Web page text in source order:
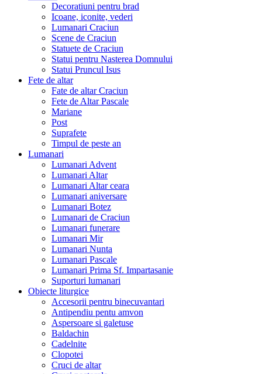
Decoratiuni pentru brad
Icoane, iconite, vederi
Lumanari Craciun
Scene de Craciun
Statuete de Craciun
Statui pentru Nasterea Domnului
Statui Pruncul Isus
Fete de altar
Fate de altar Craciun
Fete de Altar Pascale
Mariane
Post
Suprafete
Timpul de peste an
Lumanari
Lumanari Advent
Lumanari Altar
Lumanari Altar ceara
Lumanari aniversare
Lumanari Botez
Lumanari de Craciun
Lumanari funerare
Lumanari Mir
Lumanari Nunta
Lumanari Pascale
Lumanari Prima Sf. Impartasanie
Suporturi lumanari
Obiecte liturgice
Accesorii pentru binecuvantari
Antipendiu pentu amvon
Aspersoare si galetuse
Baldachin
Cadelnite
Clopotei
Cruci de altar